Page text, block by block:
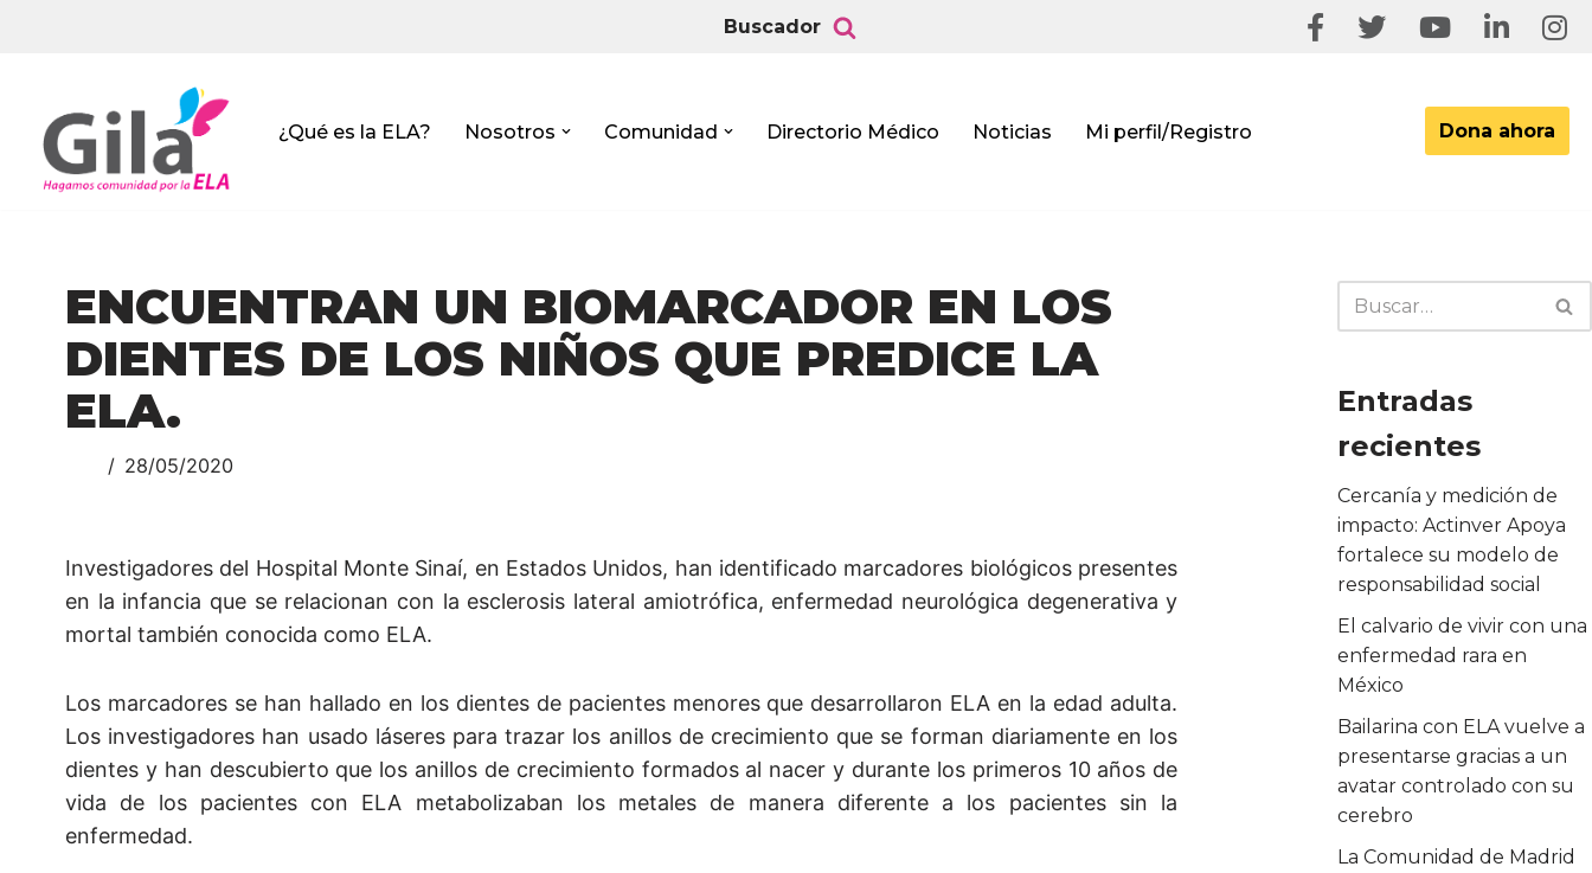
contenido
Buscador
¿Qué es la ELA? Nosotros Comunidad Directorio Médico Noticias Mi perfil/Registro Dona ahora
ENCUENTRAN UN BIOMARCADOR EN LOS
DIENTES DE LOS NIÑOS QUE PREDICE LA
ELA.
28/05/2020
Investigadores del Hospital Monte Sinaí, en Estados Unidos, han identificado marcadores biológicos presentes
en la infancia que se relacionan con la esclerosis lateral amiotrófica, enfermedad neurológica degenerativa y
mortal también conocida como ELA.
Los marcadores se han hallado en los dientes de pacientes menores que desarrollaron ELA en la edad adulta.
Los investigadores han usado láseres para trazar los anillos de crecimiento que se forman diariamente en los
dientes y han descubierto que los anillos de crecimiento formados al nacer y durante los primeros 10 años de
vida de los pacientes con ELA metabolizaban los metales de manera diferente a los pacientes sin la
enfermedad.
Entradas
recientes
Cercanía y medición de
impacto: Actinver Apoya
fortalece su modelo de
responsabilidad social
El calvario de vivir con una
enfermedad rara en
México
Bailarina con ELA vuelve a
presentarse gracias a un
avatar controlado con su
cerebro
La Comunidad de Madrid